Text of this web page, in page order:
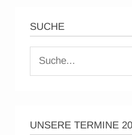
SUCHE
UNSERE TERMINE